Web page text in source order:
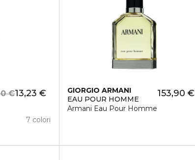
anti-inquinamento
13,23 €
€
7 colori
GIORGIO ARMANI
EAU POUR HOMME
Armani Eau Pour Homme
153,90 €